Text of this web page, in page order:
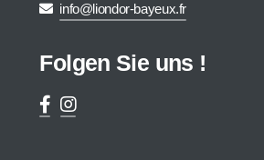
info@liondor-bayeux.fr
Folgen Sie uns !